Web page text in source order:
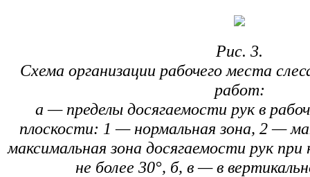
Рис. 3.
Схема организации рабочего места
работ:
а — пределы досягаемости рук в
плоскости: 1 — нормальная зона, 2 —
максимальная зона досягаемости рук при
не более 30°, б, в — в